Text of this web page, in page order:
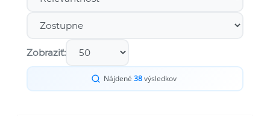
Zobraziť:
Nájdené 38výsledkov